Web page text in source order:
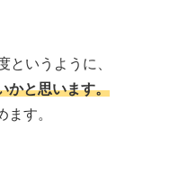
というように、
かと思います。
す。